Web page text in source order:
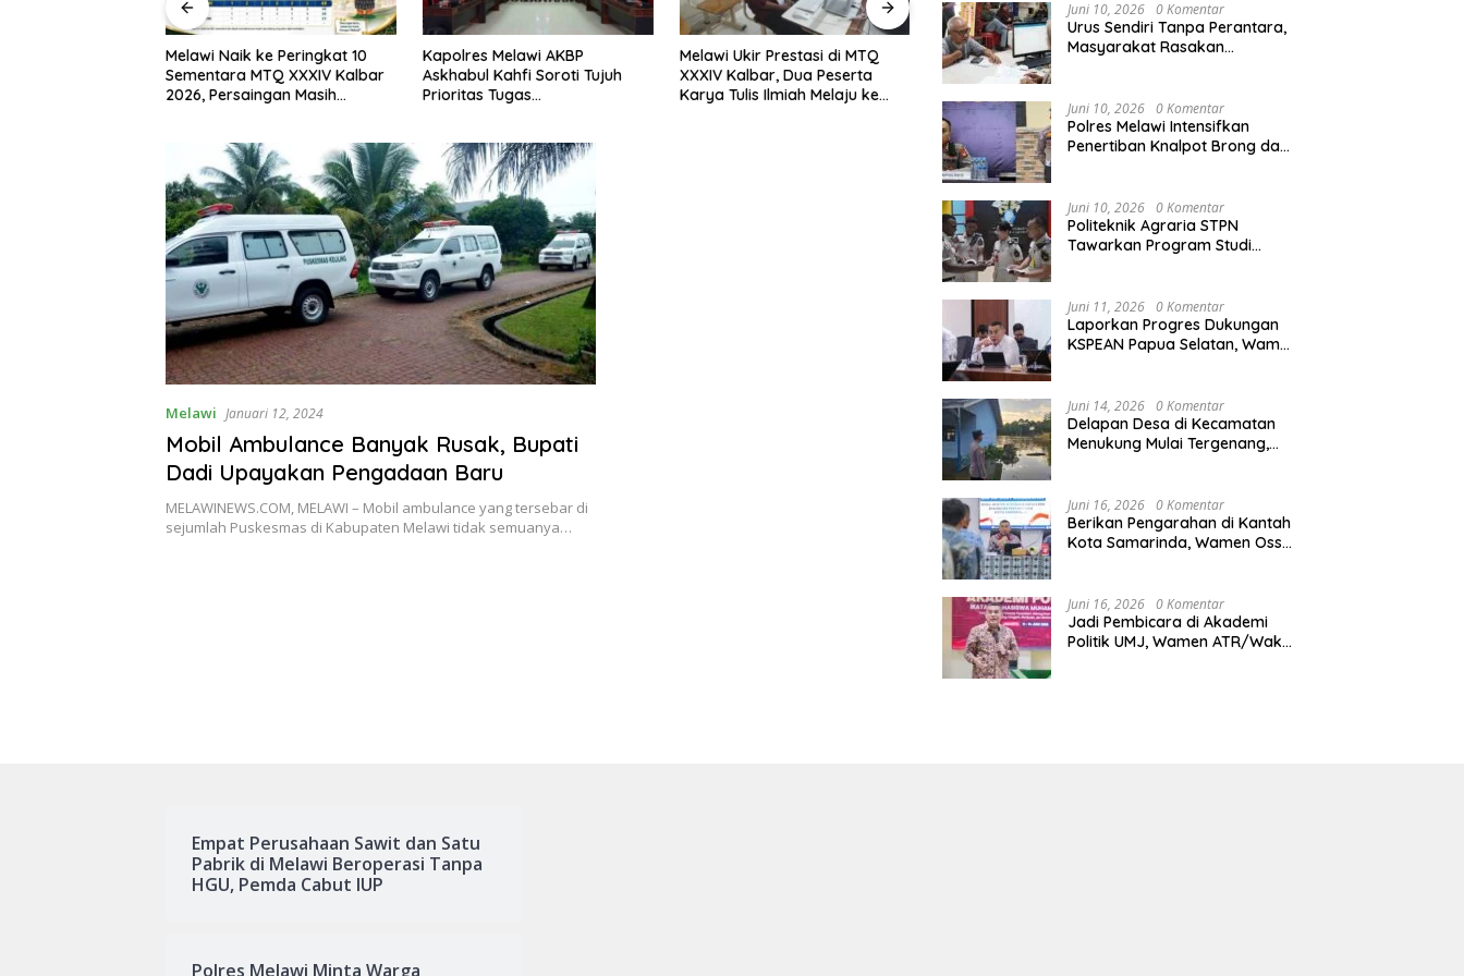
Melawi Naik ke Peringkat 10
Sementara MTQ XXXIV Kalbar
2026, Persaingan Masih
Kapolres Melawi AKBP
Askhabul Kahfi Soroti Tujuh
Prioritas Tugas
Melawi Ukir Prestasi di MTQ
XXXIV Kalbar, Dua Peserta
Karya Tulis Ilmiah Melaju ke
Melawi Tempati Peringkat ke-11
Sementara pada MTQ XXXIV
Semarak HUT RI ke-81,
Pinoh
Melawi Januari 12, 2024
Mobil Ambulance Banyak Rusak, Bupati
Dadi Upayakan Pengadaan Baru
MELAWINEWS.COM, MELAWI – Mobil ambulance yang tersebar di
sejumlah Puskesmas di Kabupaten Melawi tidak semuanya…
Agraria/Pertanahan dan Tata
Ruang
Juni 10, 2026 0 Komentar
Urus Sendiri Tanpa Perantara,
Masyarakat Rasakan
Juni 10, 2026 0 Komentar
Polres Melawi Intensifkan
Penertiban Knalpot Brong dan
Juni 10, 2026 0 Komentar
Politeknik Agraria STPN
Tawarkan Program Studi
Juni 11, 2026 0 Komentar
Laporkan Progres Dukungan
KSPEAN Papua Selatan, Wamen
Nasional
Juni 14, 2026 0 Komentar
Delapan Desa di Kecamatan
Menukung Mulai Tergenang,
Juni 16, 2026 0 Komentar
Berikan Pengarahan di Kantah
Kota Samarinda, Wamen Ossy:
Kalimantan Timur
Juni 16, 2026 0 Komentar
Jadi Pembicara di Akademi
Politik UMJ, Wamen ATR/Waka
Empat Perusahaan Sawit dan Satu
Pabrik di Melawi Beroperasi Tanpa
HGU, Pemda Cabut IUP
Polres Melawi Minta Warga